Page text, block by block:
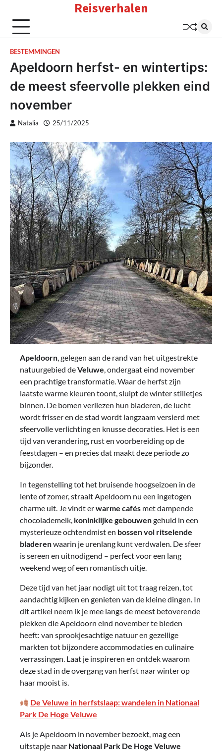
content
Reisverhalen
BESTEMMINGEN
Apeldoorn herfst- en wintertips:
de meest sfeervolle plekken eind
november
Natalia 25/11/2025
Apeldoorn, gelegen aan de rand van het uitgestrekte
natuurgebied deVeluwe, ondergaat eind november
een prachtige transformatie. Waar de herfst zijn
laatste warme kleuren toont, sluipt de winter stilletjes
binnen. De bomen verliezen hun bladeren, de lucht
wordt frisser en de stad wordt langzaam versierd met
sfeervolle verlichting en knusse decoraties. Het is een
tijd van verandering, rust en voorbereiding op de
feestdagen – en precies dat maakt deze periode zo
bijzonder.
In tegenstelling tot het bruisende hoogseizoen in de
lente of zomer, straalt Apeldoorn nu een ingetogen
charme uit. Je vindt erwarme cafés met dampende
chocolademelk, koninklijke gebouwengehuld in een
mysterieuze ochtendmist en bossen vol ritselende
bladerenwaarin je urenlang kunt verdwalen. De sfeer
is sereen en uitnodigend – perfect voor een lang
weekend weg of een romantisch uitje.
Deze tijd van het jaar nodigt uit tot traag reizen, tot
aandachtig kijken en genieten van de kleine dingen. In
dit artikel neem ik je mee langs de meest betoverende
plekken die Apeldoorn eind november te bieden
heeft: van sprookjesachtige natuur en gezellige
markten tot bijzondere accommodaties en culinaire
verrassingen. Laat je inspireren en ontdek waarom
deze stad in de overgang van herfst naar winter op
haar mooist is.
De Veluwe in herfstslaap: wandelen in Nationaal
Park De Hoge Veluwe
Als je Apeldoorn in november bezoekt, mag een
uitstapje naar Nationaal Park De Hoge Veluwe